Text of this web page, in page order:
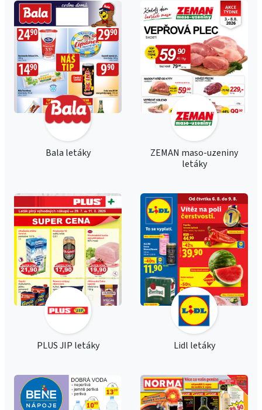
Bala letáky
ZEMAN maso-uzeniny
letáky
PLUS JIP letáky Lidl letáky